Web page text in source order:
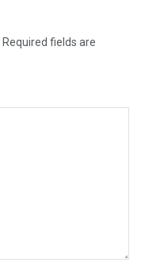
Required fields are